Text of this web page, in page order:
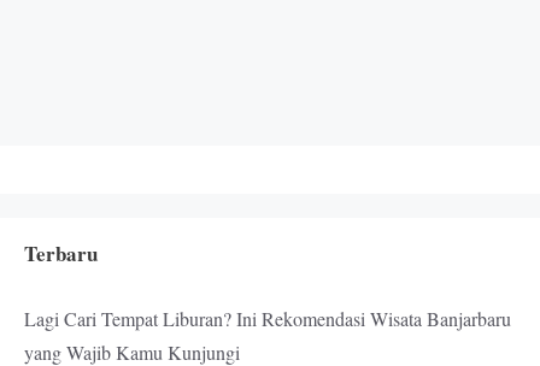
Terbaru
Lagi Cari Tempat Liburan? Ini Rekomendasi Wisata Banjarbaru
yang Wajib Kamu Kunjungi